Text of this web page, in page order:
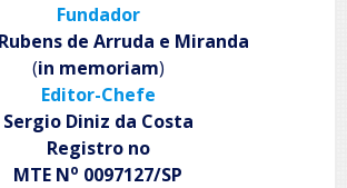
Fundador
de Arruda e Miranda
(in memoriam)
Editor-Chefe
Sergio Diniz da Costa
Registro no
MTE No 0097127/SP